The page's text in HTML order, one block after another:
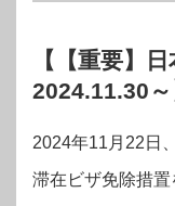
【【重要】
2024.11.30～
2024年11月22日
滞在ビザ免除措